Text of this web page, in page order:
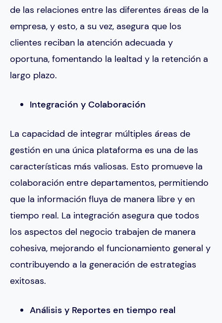
de las relaciones entre las diferentes áreas de la
empresa, y esto, a su vez, asegura que los
clientes reciban la atención adecuada y
oportuna, fomentando la lealtad y la retención a
largo plazo.
Integración y Colaboración
La capacidad de integrar múltiples áreas de
gestión en una única plataforma es una de las
características más valiosas. Esto promueve la
colaboración entre departamentos, permitiendo
que la información fluya de manera libre y en
tiempo real. La integración asegura que todos
los aspectos del negocio trabajen de manera
cohesiva, mejorando el funcionamiento general y
contribuyendo a la generación de estrategias
exitosas.
Análisis y Reportes en tiempo real